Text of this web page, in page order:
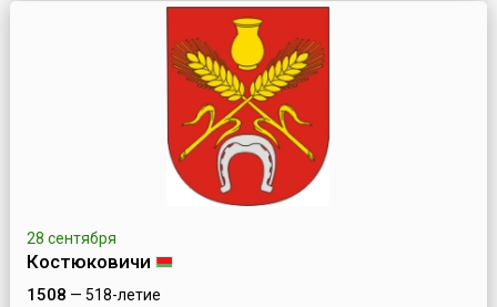
28 сентября
Костюковичи
1508 — 518-летие